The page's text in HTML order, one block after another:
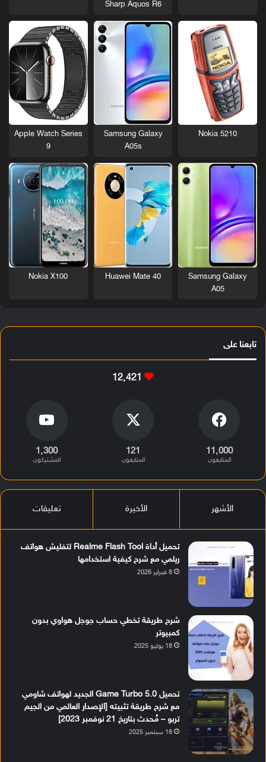
Sharp Aquos R6
Nokia 5210
Samsung Galaxy
A05s
Apple Watch Series
9
Samsung Galaxy
A05
Huawei Mate 40
Nokia X100
تابعنا على
12٬421
11٬000
المتابعون
121
المتابعون
1٬300
المشتركون
الأشهر الأخيرة تعليقات
تحميل أداة Realme Flash Tool لتفليش هواتف
ريلمي مع شرح كيفية استخدامها
8 فبراير 2026
شرح طريقة تخطي حساب جوجل هواوي بدون
كمبيوتر
18 يوليو 2025
تحميل Game Turbo 5.0 الجديد لهواتف شاومي
مع شرح طريقة تثبيته [الإصدار العالمي من الجيم
تربو – مُحدث بتاريخ 21 نوفمبر 2023]
18 سبتمبر 2025